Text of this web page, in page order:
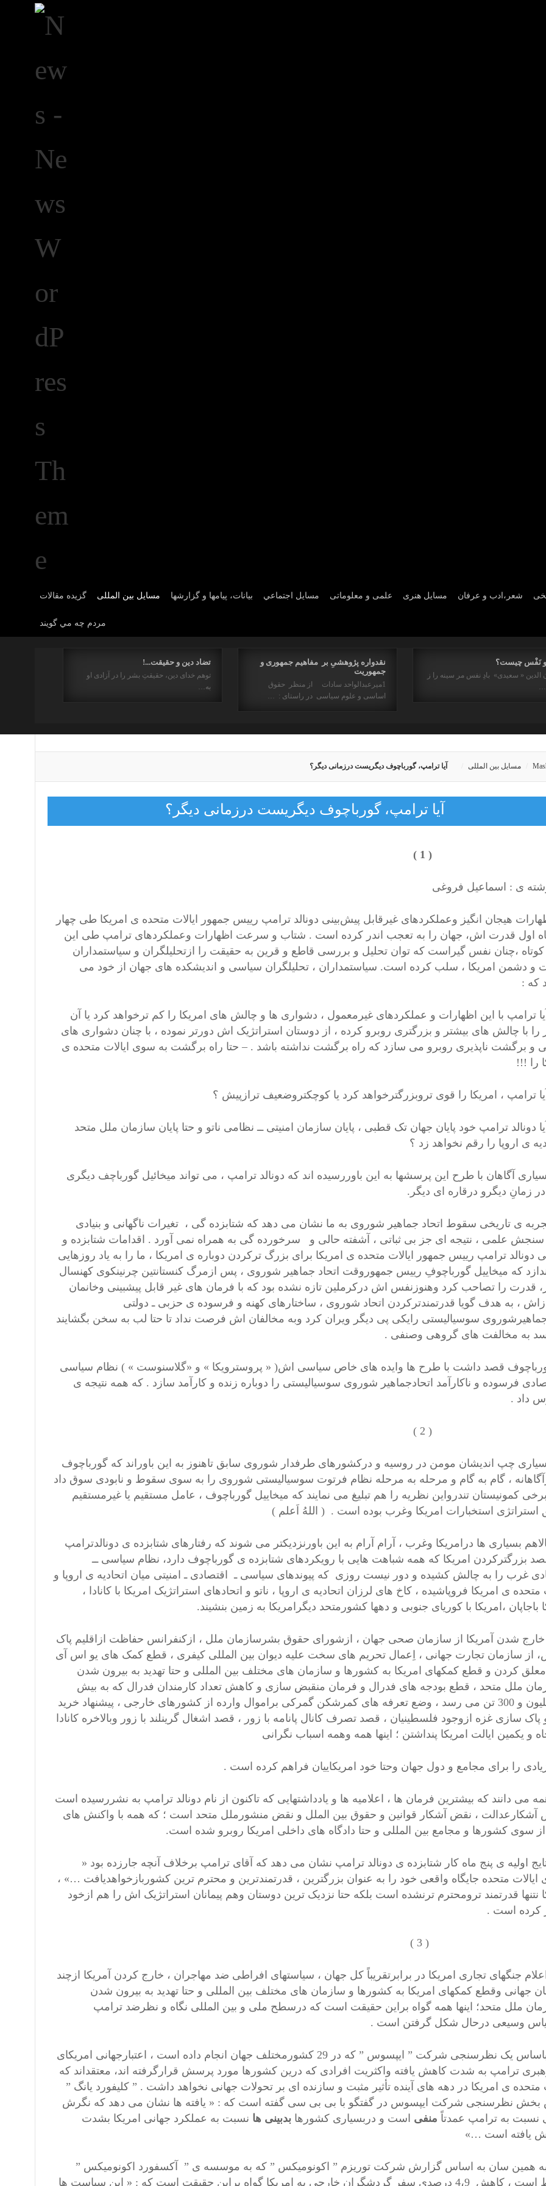
گزیده مقالات مسایل بین المللی بیانات، پیامها و گزارشها مسايل اجتماعي علمی و معلوماتی مسايل هنری شعر،ادب و عرفان
مردم چه مي گويند
تضاد دین و حقیقت...!
توهم خدای دین، حقیقتِ بشر را در آزادی او
به…
نقدواره پژوهشیِ بر مفاهیم جمهوری و
جمهوریت
1میرعبدالواحد سادات از منظر حقوق
اساسی و علوم سیاسی در راستای : …
و نَفْس چیست؟
الدین « سعیدی» بادِ نفس مر سینه را ز
مسایل بین المللی آیا ترامپ، گورباچوف دیگریست درزمانی دیگر؟
آیا ترامپ، گورباچوف دیگریست درزمانی دیگر؟
( 1
ی : اسماعیل فروغی
هیجان انگیز وعملکردهای غیرقابل پیش‌بینی دونالد ترامپ رییس جمهور ایالات متحده ی امریکا طی چهار
اول قدرت اش، جهان را به تعجب اندر کرده است . شتاب و سرعت اظهارات وعملکردهای ترامپ طی این
،چنان نفس گیراست که توان تحلیل و بررسی قاطع و قرین به حقیقت را ازتحلیلگران و سیاستمداران
و دشمن امریکا ، سلب کرده است. سیاستمداران ، تحلیلگران سیاسی و اندیشکده های جهان از خود می
که :
ترامپ با این اظهارات و عملکردهای غیرمعمول ، دشواری ها و چالش های امریکا را کم ترخواهد کرد یا آن
با چالش های بیشتر و بزرگتری روبرو کرده ، از دوستان استراتژیک اش دورتر نموده ، با چنان دشواری های
و برگشت ناپذیری روبرو می سازد که راه برگشت نداشته باشد . – حتا راه برگشت به سوی ایالات متحده ی
را !!!
ترامپ ، امریکا را قوی تروبزرگترخواهد کرد یا کوچکتروضعیف ترازپیش ؟
دونالد ترامپ خود پایان جهان تک قطبی ، پایان سازمان امنیتی ــ نظامی ناتو و حتا پایان سازمان ملل متحد
ی اروپا را رقم نخواهد زد ؟
آگاهان با طرح این پرسشها به این باوررسیده اند که دونالد ترامپ ، می تواند میخائیل گورباچف دیگری
زمانِ دیگرو درقاره ای دیگر.
ی تاریخی سقوط اتحاد جماهیر شوروی به ما نشان می دهد که شتابزده گی ، تغیرات ناگهانی و بنیادی
سنجش علمی ، نتیجه ای جز بی ثباتی ، آشفته حالی و سرخورده گی به همراه نمی آورد . اقدامات شتابزده و
دونالد ترامپ رییس جمهور ایالات متحده ی امریکا برای بزرگ ترکردن دوباره ی امریکا ، ما را به یاد روزهایی
که میخاییل گورباچوفِ رییس جمهوروقت اتحاد جماهیر شوروی ، پس ازمرگ کنستانتین چرنینکوی کهنسال
قدرت را تصاحب کرد وهنوزنفس اش درکرملین تازه نشده بود که با فرمان های غیر قابل پیشبینی وخانمان
، به هدف گویا قدرتمندترکردن اتحاد شوروی ، ساختارهای کهنه و فرسوده ی حزبی ـ دولتی
سوسیالیستی رایکی پی دیگر ویران کرد وبه مخالفان اش فرصت نداد تا حتا لب به سخن بگشایند
به مخالفت های گروهی وصنفی .
قصد داشت با طرح ها وایده های خاص سیاسی اش( « پروسترویکا » و «گلاسنوست » ) نظام سیاسی
فرسوده و ناکارآمد اتحادجماهیر شوروی سوسیالیستی را دوباره زنده و کارآمد سازد . که همه نتیجه ی
داد .
( 2
چپ اندیشان مومن در روسیه و درکشورهای طرفدار شوروی سابق تاهنوز به این باوراند که گورباچوف
، گام به گام و مرحله به مرحله نظام فرتوت سوسیالیستی شوروی را به سوی سقوط و نابودی سوق داد
کمونیستان تندرواین نظریه را هم تبلیغ می نمایند که میخاییل گورباچوف ، عامل مستقیم یا غیرمستقیم
استراتژی استخبارات امریکا وغرب بوده است . ( اللهُ اَعلم )
بسیاری ها درامریکا وغرب ، آرام آرام به این باورنزدیکتر می شوند که رفتارهای شتابزده ی دونالدترامپ
بزرگترکردن امریکا که همه شباهت هایی با رویکردهای شتابزده ی گورباچوف دارد، نظام سیاسی ــ
غرب را به چالش کشیده و دور نیست روزی که پیوندهای سیاسی ـ اقتصادی ـ امنیتی میان اتحادیه ی اروپا و
متحده ی امریکا فروپاشیده ، کاخ های لرزان اتحادیه ی اروپا ، ناتو و اتحادهای استراتژیک امریکا با کانادا ،
باجاپان ،امریکا با کوریای جنوبی و دهها کشورمتحد دیگرامریکا به زمین بنشیند.
شدن آمریکا از سازمان صحی جهان ، ازشورای حقوق بشرسازمان ملل ، ازکنفرانس حفاظت ازاقلیم پاک
از سازمان تجارت جهانی ، اِعمال تحریم های سخت علیه دیوان بین المللی کیفری ، قطع کمک های یو اس آی
کردن و قطع کمکهای امریکا به کشورها و سازمان های مختلف بین المللی و حتا تهدید به بیرون شدن
ملل متحد ، قطع بودجه های فدرال و فرمان منقبض سازی و کاهش تعداد کارمندان فدرال که به بیش
از2میلیون و 300 تن می رسد ، وضع تعرفه های کمرشکن گمرکی براموال وارده از کشورهای خارجی ، پیشنهاد خرید
پاک سازی غزه ازوجود فلسطینیان ، قصد تصرف کانال پانامه با زور ، قصد اشغال گرینلند با زور وبالاخره کانادا
و یکمین ایالت امریکا پنداشتن ؛ اینها همه وهمه اسباب نگرانی
را برای مجامع و دول جهان وحتا خود امریکاییان فراهم کرده است .
دانند که بیشترین فرمان ها ، اعلامیه ها و یادداشتهایی که تاکنون از نام دونالد ترامپ به نشررسیده است
آشکارعدالت ، نقض آشکار قوانین و حقوق بین الملل و نقض منشورملل متحد است ؛ که همه با واکنش های
سوی کشورها و مجامع بین المللی و حتا دادگاه های داخلی امریکا روبرو شده است.
اولیه ی پنج ماه کار شتابزده ی دونالد ترامپ نشان می دهد که آقای ترامپ برخلاف آنچه جارزده بود «
ایالات متحده جایگاه واقعی خود را به عنوان بزرگترین ، قدرتمندترین و محترم ترین کشوربازخواهدیافت …» ،
نتنها قدرتمند ترومحترم ترنشده است بلکه حتا نزدیک ترین دوستان وهم پیمانان استراتژیک اش را هم ازخود
کرده است .
( 3
جنگهای تجاری امریکا در برابرتقریباً کل جهان ، سیاستهای افراطی ضد مهاجران ، خارج کردن آمریکا ازچند
جهانی وقطع کمکهای امریکا به کشورها و سازمان های مختلف بین المللی و حتا تهدید به بیرون شدن
ملل متحد؛ اینها همه گواه براین حقیقت است که درسطح ملی و بین المللی نگاه و نظرضد ترامپ
وسیعی درحال شکل گرفتن است .
باساس یک نظرسنجی شرکت ” ایپسوس ” که در 29 کشورمختلف جهان انجام داده است ، اعتبارجهانی امریکای
ترامپ به شدت کاهش یافته واکثریت افرادی که درین کشورها مورد پرسش قرارگرفته اند، معتقداند که
متحده ی امریکا در دهه های آینده تأثیر مثبت و سازنده ای بر تحولات جهانی نخواهد داشت . ” کلیفورد یانگ ”
بخش نظرسنجی شرکت ایپسوس در گفتگو با بی بی سی گفته است که : « یافته ها نشان می دهد که نگرش
نسبت به ترامپ عمدتاً منفی است و دربسیاری کشورها بدبینی ها نسبت به عملکرد جهانی امریکا بشدت
یافته است …»
سان به اساس گزارش شرکت توریزم ” اکونومیکس ” که به موسسه ی ” آکسفورد اکونومیکس ”
مرتبط است ، کاهش 4،9 درصدی سفر گردشگران خارجی به امریکا گواه براین حقیقت است که : « این سیاست ها